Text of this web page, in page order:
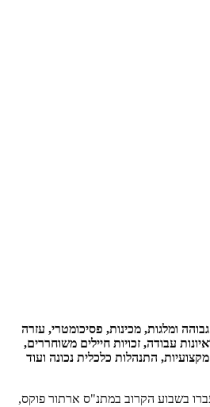
ומלגות, מכינות, פסיכומטרי, עזרה
עבודה, זכויות חיילים משוחררים,
התנהלות כלכלית נכונה ועוד
יעברו בשבוע הקרוב במתנ"ס ארתור פוקס,